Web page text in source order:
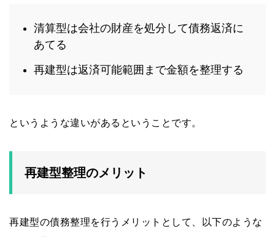
清算型は会社の財産を処分して債務返済に
あてる
再建型は返済可能範囲まで金額を整理する
というような違いがあるということです。
再建型整理のメリット
再建型の債務整理を行うメリットとして、以下のような